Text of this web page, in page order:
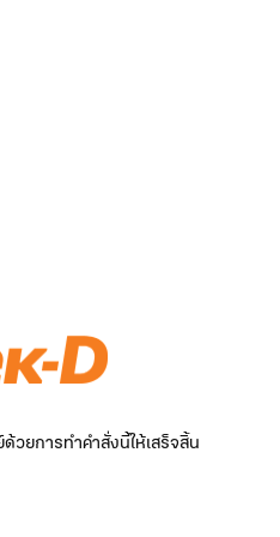
ยการทำคำสั่งนี้ให้เสร็จสิ้น